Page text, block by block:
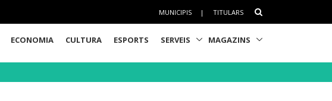
MUNICIPIS | TITULARS
ECONOMIA CULTURA ESPORTS SERVEIS MAGAZINS